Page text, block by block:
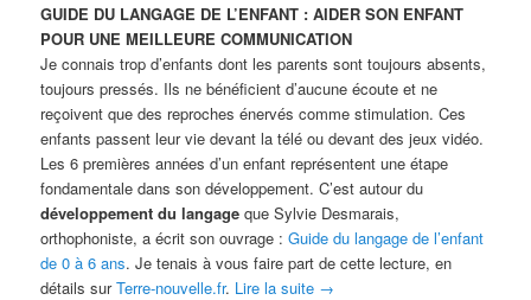
GUIDE DU LANGAGE DE L’ENFANT : AIDER SON ENFANT
POUR UNE MEILLEURE COMMUNICATION
Je connais trop d’enfants dont les parents sont toujours absents,
toujours pressés. Ils ne bénéficient d’aucune écoute et ne
reçoivent que des reproches énervés comme stimulation. Ces
enfants passent leur vie devant la télé ou devant des jeux vidéo.
Les 6 premières années d’un enfant représentent une étape
fondamentale dans son développement. C’est autour du
développement du langage que Sylvie Desmarais,
orthophoniste, a écrit son ouvrage :Guide du langage de l’enfant
de 0 à 6 ans. Je tenais à vous faire part de cette lecture, en
détails surTerre-nouvelle.fr. Lire la suite →